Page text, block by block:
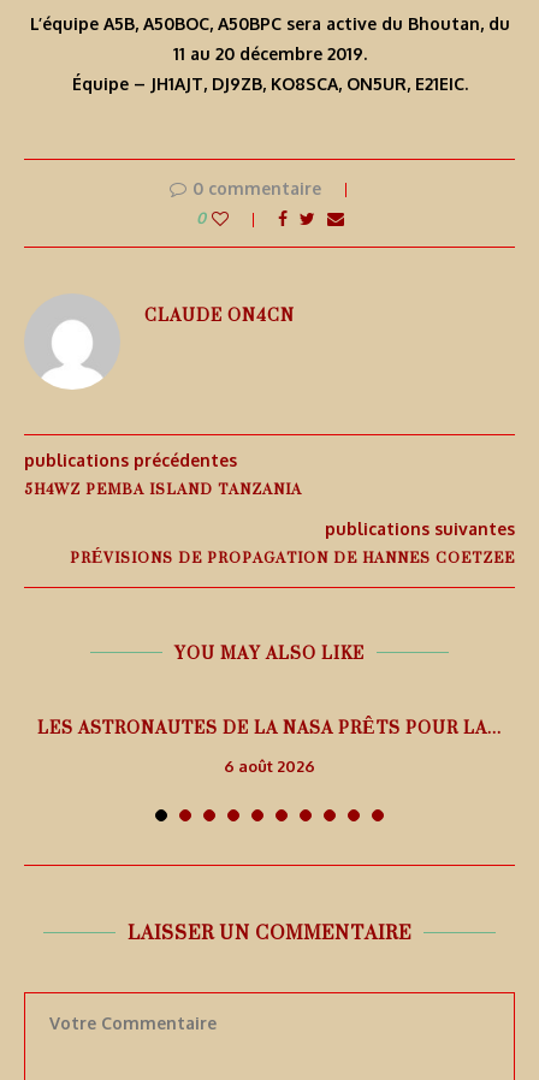
L’équipe A5B, A50BOC, A50BPC sera active du Bhoutan, du
11 au 20 décembre 2019.
Équipe – JH1AJT, DJ9ZB, KO8SCA, ON5UR, E21EIC.
0 commentaire
0
CLAUDE ON4CN
publications précédentes
5H4WZ PEMBA ISLAND TANZANIA
publications suivantes
PRÉVISIONS DE PROPAGATION DE HANNES COETZEE
YOU MAY ALSO LIKE
LES ASTRONAUTES DE LA NASA PRÊTS POUR LA...
6 août 2026
LAISSER UN COMMENTAIRE